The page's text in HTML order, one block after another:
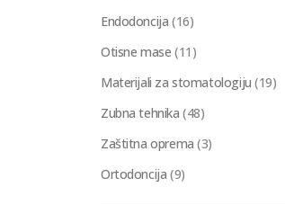
Endodoncija (16)
Otisne mase (11)
Materijali za stomatologiju (19)
Zubna tehnika (48)
Zaštitna oprema (3)
Ortodoncija (9)